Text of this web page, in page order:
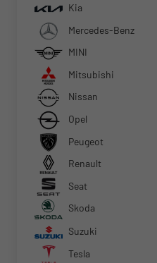
Kia
Mercedes-Benz
MINI
Mitsubishi
Nissan
Opel
Peugeot
Renault
Seat
Skoda
Suzuki
Tesla